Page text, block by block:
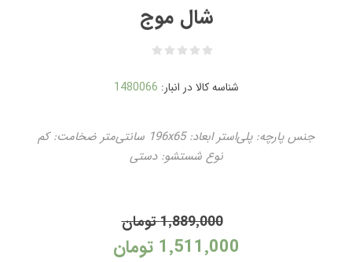
شال موج
شناسه کالا در انبار: 1480066
جنس پارچه: پلی‌استر ابعاد: 196x65 سانتی‌متر ضخامت: کم
نوع شستشو: دستی
1٬889٬000 تومان
1٬511٬000 تومان